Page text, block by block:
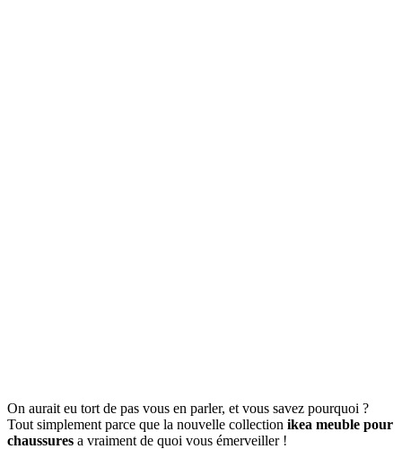
On aurait eu tort de pas vous en parler, et vous savez pourquoi ?
Tout simplement parce que la nouvelle collection ikea meuble pour
chaussures a vraiment de quoi vous émerveiller !